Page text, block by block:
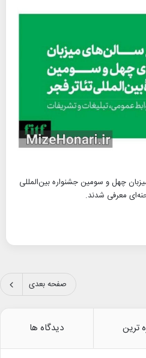
چهل و سومین جشنواره بین‌المللی
معرفی شدند.
صفحه بعدی
ترین دیدگاه ها